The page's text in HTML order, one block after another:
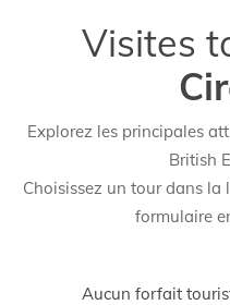
Visites
Explorez les principales
British
Choisissez un tour dans la
formulaire
Aucun forfait